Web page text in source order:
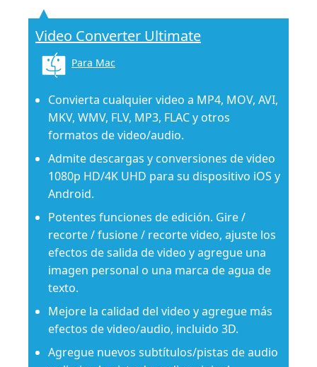
Video Converter Ultimate
Para Mac
Convierta cualquier video a MP4, MOV, AVI,
MKV, WMV, FLV, MP3, FLAC y otros
formatos de video/audio.
Admite descargas y conversiones de video
1080p HD/4K UHD para su dispositivo iOS y
Android.
Potentes funciones de edición. Gire /
recorte / fusione / recorte video, ajuste los
efectos de salida de video y agregue una
imagen personal o una marca de agua de
texto.
Mejore la calidad del video y agregue más
efectos de video/audio, incluido 3D.
Agregue nuevos subtítulos/pistas de audio